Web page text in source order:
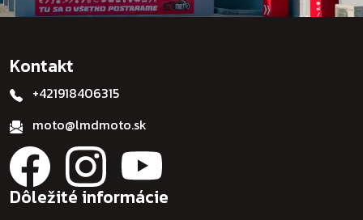
Kontakt
+421918406315
moto@lmdmoto.sk
Dôležité informácie